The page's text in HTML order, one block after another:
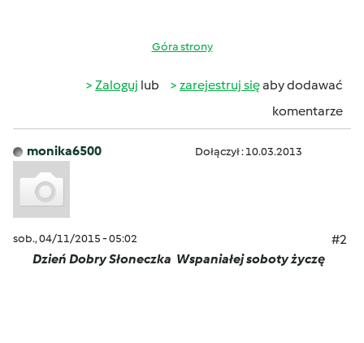
Góra strony
Zaloguj lub zarejestruj sięaby dodawać
komentarze
monika6500 Dołączył : 10.03.2013
sob., 04/11/2015 - 05:02
#2
Dzień Dobry Słoneczka Wspaniałej soboty życzę